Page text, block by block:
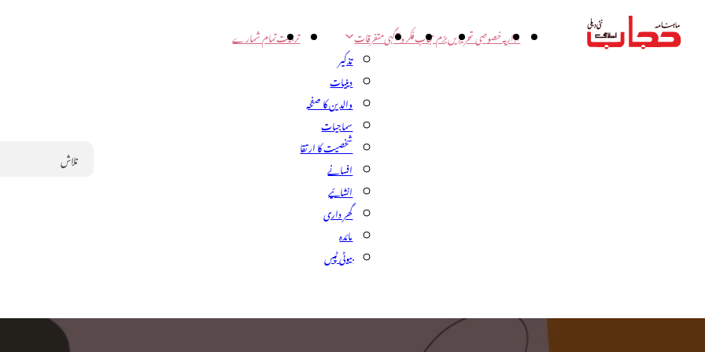
اداریہخصوصی تحریریںبزم حجابفکر و آگہیمتفرقات
تذکیر
دینیات
والدین کا صفحہ
سماجیات
شخصیت کا ارتقا
افسانے
انشائیے
گھر داری
مائدہ
بیوٹی ٹپس
تربیتتمام شمارے
Search